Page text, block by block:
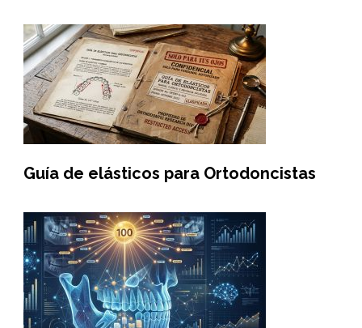
Guía de elásticos para Ortodoncistas